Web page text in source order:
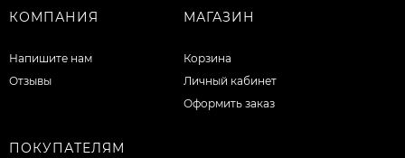
КОМПАНИЯ
Напишите нам
Отзывы
МАГАЗИН
Корзина
Личный кабинет
Оформить заказ
ПОКУПАТЕЛЯМ